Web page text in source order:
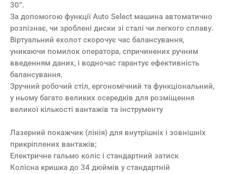
30”.
За допомогою функції Auto Select машина автоматично
розпізнає, чи зроблені диски зі сталі чи легкого сплаву.
Віртуальний ехолот скорочує час балансування,
уникаючи помилок оператора, спричинених ручним
введенням даних, і водночас гарантує ефективність
балансування.
Зручний робочий стіл, ергономічний та функціональний,
у ньому багато великих осередків для розміщення
великої кількості вантажів та інструменту
Лазерний покажчик (лінія) для внутрішніх і зовнішніх
прикріплених вантажів;
Електричне гальмо коліс і стандартний затиск
Колісна кришка до 34 дюймів у стандартній